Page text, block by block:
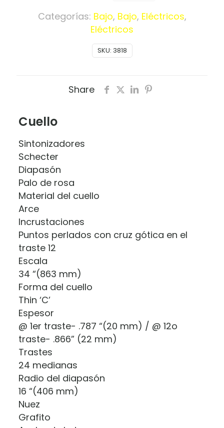
SKU: 3818
Categorías: Bajo, Bajo, Eléctricos,
Eléctricos
Share
Cuello
Sintonizadores
Schecter
Diapasón
Palo de rosa
Material del cuello
Arce
Incrustaciones
Puntos perlados con cruz gótica en el
traste 12
Escala
34 “(863 mm)
Forma del cuello
Thin ‘C’
Espesor
@ 1er traste- .787 “(20 mm) / @ 12o
traste- .866” (22 mm)
Trastes
24 medianas
Radio del diapasón
16 “(406 mm)
Nuez
Grafito